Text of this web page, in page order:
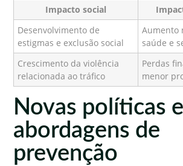
Impacto social
Desenvolvimento de
estigmas e exclusão social
Aumento
saúde e
Crescimento da violência
relacionada ao tráfico
Perdas
menor
Novas políticas e
abordagens de
prevenção